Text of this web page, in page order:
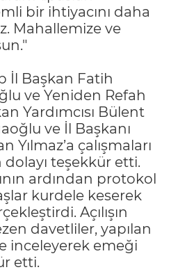
bir ihtiyacını daha
Mahallemize ve
İl Başkan Fatih
ve Yeniden Refah
Yardımcısı Bülent
ve İl Başkanı
Yılmaz’a çalışmaları
teşekkür etti.
ardından protokol
kurdele keserek
Açılışın
davetliler, yapılan
inceleyerek emeği
etti.